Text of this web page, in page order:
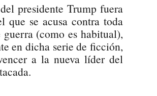
presidente Trump fuera
que se acusa contra toda
(como es habitual),
en dicha serie de ficción,
a la nueva líder del